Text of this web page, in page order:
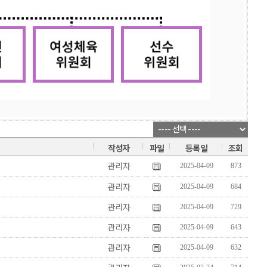
?????
작성자 파일 등록일
조회
관리자
2025-04-09 873
관리자 2025-04-09 684
관리자 2025-04-09 729
관리자 2025-04-09 643
관리자 2025-04-09 632